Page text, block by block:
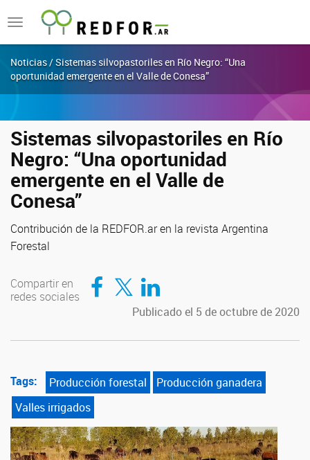
Toggle
navigation
Noticias / Sistemas silvopastoriles en Río Negro: “Una
oportunidad emergente en el Valle de Conesa”
Sistemas silvopastoriles en Río
Negro: “Una oportunidad
emergente en el Valle de
Conesa”
Contribución de la REDFOR.ar en la revista Argentina
Forestal
Compartir en
redes sociales
Compartir en Facebook Compartir en Twitter Compartir en LinkedIn
Publicado el 5 de octubre de 2020
Tags: Producción forestal
Producción ganadera
Valles irrigados